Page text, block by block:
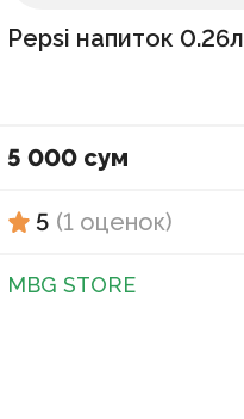
Pepsi напиток 0.26л
5 000 сум
5 (1 оценок)
MBG STORE